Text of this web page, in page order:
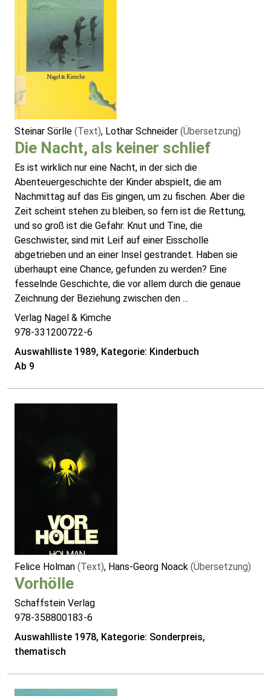
Steinar Sörlle (Text), Lothar Schneider (Übersetzung)
Die Nacht, als keiner schlief
Es ist wirklich nur eine Nacht, in der sich die
Abenteuergeschichte der Kinder abspielt, die am
Nachmittag auf das Eis gingen, um zu fischen. Aber die
Zeit scheint stehen zu bleiben, so fern ist die Rettung,
und so groß ist die Gefahr. Knut und Tine, die
Geschwister, sind mit Leif auf einer Eisscholle
abgetrieben und an einer Insel gestrandet. Haben sie
überhaupt eine Chance, gefunden zu werden? Eine
fesselnde Geschichte, die vor allem durch die genaue
Zeichnung der Beziehung zwischen den ...
Verlag Nagel & Kimche
978-331200722-6
Auswahlliste 1989, Kategorie: Kinderbuch
Ab 9
Felice Holman (Text), Hans-Georg Noack (Übersetzung)
Vorhölle
Schaffstein Verlag
978-358800183-6
Auswahlliste 1978, Kategorie: Sonderpreis,
thematisch